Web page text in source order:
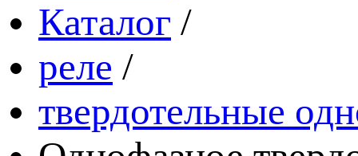
Каталог /
реле /
твердотельные